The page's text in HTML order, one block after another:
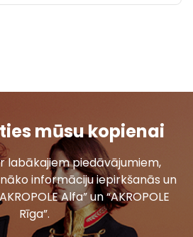
mūsu kopienai
labākajiem piedāvājumiem,
informāciju iepirkšanās un
Alfa” un “AKROPOLE
Rīga”.